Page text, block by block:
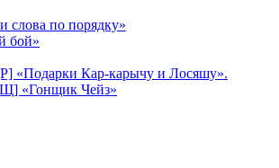
слова по порядку»
бой»
«Подарки Кар-карычу и Лосяшу».
«Гонщик Чейз»